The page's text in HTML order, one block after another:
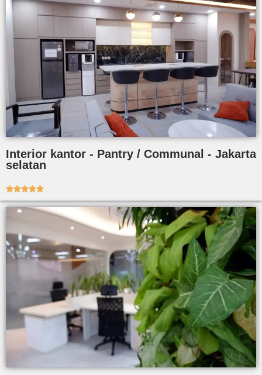
Interior kantor - Pantry / Communal - Jakarta
selatan
